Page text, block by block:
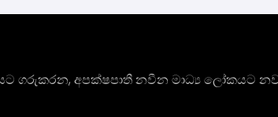
ගරුකරන, අපක්ෂපාතී නවීන මාධ්‍ය ලෝකයට නව